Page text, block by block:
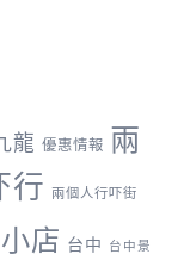
龍 優惠情報 兩
行 兩個人行吓街
店 台中 台中景